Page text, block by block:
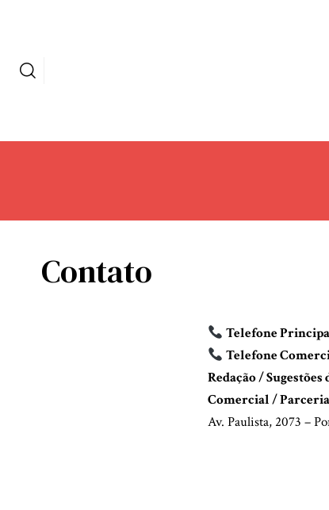
Contato
Telefone
Telefone
Redação / Sugestões
Comercial /
Av. Paulista, 2073 –